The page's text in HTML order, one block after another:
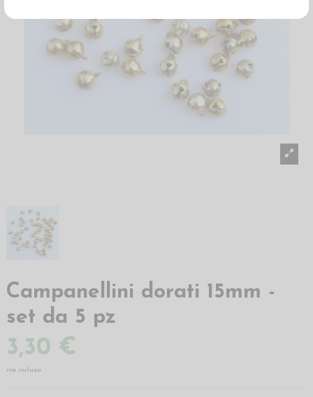
Campanellini dorati 15mm -
set da 5 pz
3,30 €
iva inclusa